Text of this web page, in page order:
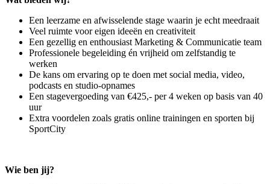
Een leerzame en afwisselende stage waarin je echt meedraait
Veel ruimte voor eigen ideeën en creativiteit
Een gezellig en enthousiast Marketing & Communicatie team
Professionele begeleiding én vrijheid om zelfstandig te
werken
De kans om ervaring op te doen met social media, video,
podcasts en studio-opnames
Een stagevergoeding van €425,- per 4 weken op basis van 40
uur
Extra voordelen zoals gratis online trainingen en sporten bij
SportCity
Wie ben jij?